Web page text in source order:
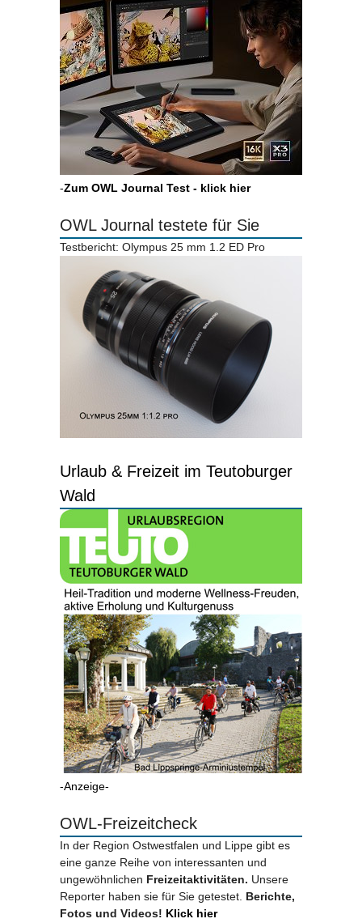
-Zum OWL Journal Test - klick hier
OWL Journal testete für Sie
Testbericht: Olympus 25 mm 1.2 ED Pro
Urlaub & Freizeit im Teutoburger
Wald
-Anzeige-
OWL-Freizeitcheck
In der Region Ostwestfalen und Lippe gibt es
eine ganze Reihe von interessanten und
ungewöhnlichen Freizeitaktivitäten. Unsere
Reporter haben sie für Sie getestet. Berichte,
Fotos und Videos! Klick hier